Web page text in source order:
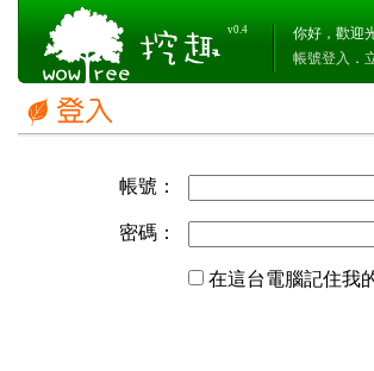
v0.4
你好，歡迎
帳號登入 ．
帳號：
密碼：
在這台電腦記住我